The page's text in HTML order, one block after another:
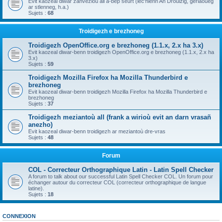
ar stlenneg, h.a.)
Sujets : 68
Troidigezh e brezhoneg
Troidigezh OpenOffice.org e brezhoneg (1.1.x, 2.x ha 3.x)
Evit kaozeal diwar-benn troidigezh OpenOffice.org e brezhoneg (1.1.x, 2.x ha
3.x)
Sujets : 59
Troidigezh Mozilla Firefox ha Mozilla Thunderbird e
brezhoneg
Evit kaozeal diwar-benn troidigezh Mozilla Firefox ha Mozilla Thunderbird e
brezhoneg
Sujets : 37
Troidigezh meziantoù all (frank a wirioù evit an darn vrasañ
anezho)
Evit kaozeal diwar-benn troidigezh ar meziantoù dre-vras
Sujets : 48
Forum
COL - Correcteur Orthographique Latin - Latin Spell Checker
A forum to talk about our successful Latin Spell Checker COL. Un forum pour
échanger autour du correcteur COL (correcteur orthographique de langue
latine).
Sujets : 18
CONNEXION